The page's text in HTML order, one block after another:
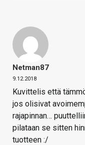
Netman87
9.12.2018
Kuvittelis että
jos olisivat
rajapinnan…
pilataan se sitten
tuotteen :/